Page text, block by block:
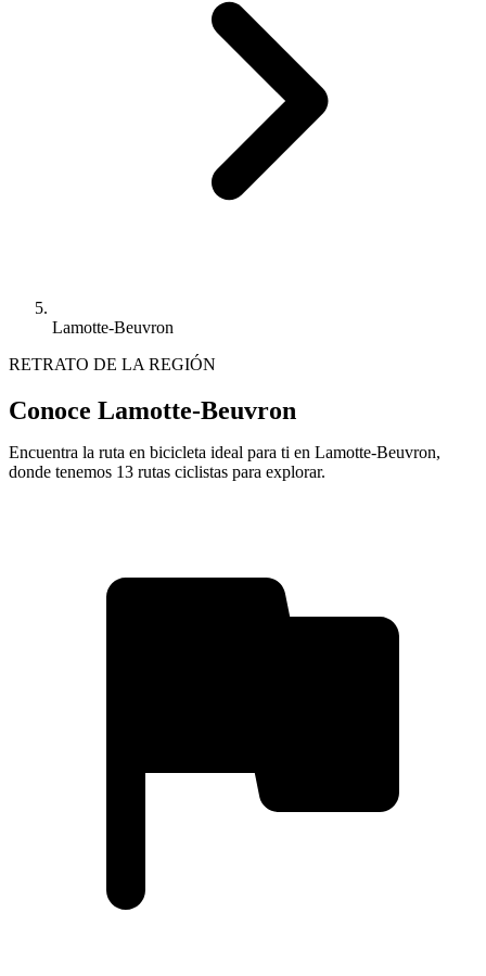
Lamotte-Beuvron
RETRATO DE LA REGIÓN
Conoce Lamotte-Beuvron
Encuentra la ruta en bicicleta ideal para ti en Lamotte-Beuvron,
donde tenemos 13 rutas ciclistas para explorar.